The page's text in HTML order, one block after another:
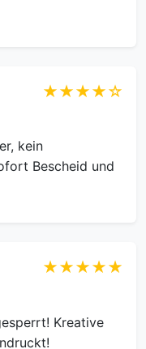
★★★★☆
kein
Bescheid und
★★★★★
Kreative